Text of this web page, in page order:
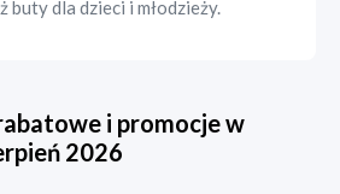
buty dla dzieci i młodzieży.
i promocje w
2026